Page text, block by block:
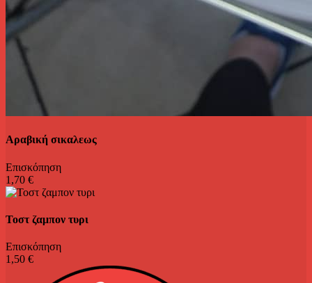
Αραβική σικαλεως
Επισκόπηση
1,70 €
Τοστ ζαμπον τυρι
Επισκόπηση
1,50 €